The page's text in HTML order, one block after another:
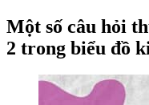
Một số câu hỏi
2 trong biểu đồ